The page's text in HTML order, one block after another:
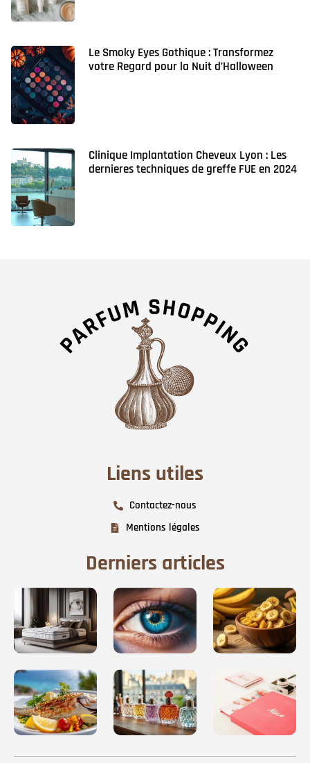
Le Smoky Eyes Gothique : Transformez
votre Regard pour la Nuit d’Halloween
Clinique Implantation Cheveux Lyon : Les
dernieres techniques de greffe FUE en 2024
Liens utiles
Contactez-nous
Mentions légales
Derniers articles